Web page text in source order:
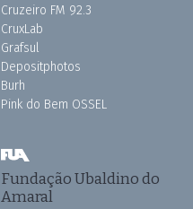
Cruzeiro FM 92.3
CruxLab
Grafsul
Depositphotos
Burh
Pink do Bem OSSEL
Fundação Ubaldino do
Amaral